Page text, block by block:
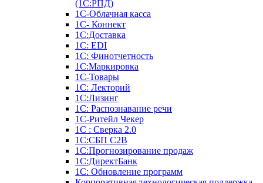
(1С:РПД)
1С-Облачная касса
1С- Коннект
1С:Доставка
1С: EDI
1С: Финотчетность
1С:Маркировка
1С-Товары
1С: Лекторий
1С:Лизинг
1С: Распознавание речи
1C-Ритейл Чекер
1С : Сверка 2.0
1С:СБП C2B
1С:Прогнозирование продаж
1С:ДиректБанк
1С: Обновление программ